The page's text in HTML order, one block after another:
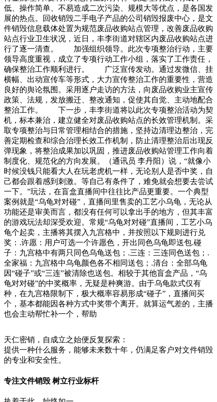
低、操作简单、不易造成二次污染、规模大等优点，是各国发
展的热点。回收销毁二手电子产品的公司销毁报废中心，是文
件销毁信息载体处置为规范废品收购站点管理，改善废品收购
站点行业卫生状况，近日，丰李街道对辖区内废品收购站点进
行了逐一清查。 加强组织领导。此次专项整治行动，主要
领导高度重视，成立了专项行动工作小组，落实了工作责任，
确保整治工作顺利进行。 广泛宣传发动。通过发微信、挂
横幅、出动宣传车等形式，大力宣传整治工作的重要性，营造
良好的舆论氛围。采用逐户走访的方法，向废品收购业主宣传
政策、法规，发放搬迁、整改通知，促使其自觉、主动地配合
整治工作。 下一步，丰李街道将以此次专项整治活动为契
机，标本兼治，建立健全对废品收购站点的长效管理机制。采
取专项整治与日常管理相结合的措施，坚持边清理边整治，完
善定期检查和综合治理长效工作机制，防止清理整治后出现反
弹现象，将整治成果加以巩固，推进废品收购站管理工作向着
制度化、规范化的方向发展。（通讯员 李丹阳）说，“就像小
时候没钱只能看大人在玩老虎机一样，无论别人是否中奖，自
己都会跟着感到刺激。等自己有条件了，难免就会想要去尝试
一下。”玩法，在盲盒直播间中往往比产品更重要。一个典型
案例就是“乌龟对对碰”，直播间里售卖的工艺小乌龟，无论从
功能还是审美而言，都没有任何可以拿出手的地方，但其丰富
的游戏玩法却深受欢迎。常规“乌龟对对碰”直播间，工艺小乌
龟个起卖，主播将其摆入九宫格中，并按照以下规则进行兑
奖：.许愿：用户可选一个许愿色，开出同色乌龟即送包.碰
子：九宫格中有两只同色乌龟送包；.三连：三连同色送包；.
全家福：九宫格中乌龟颜色各不相同送包；.清台：全部乌龟
因“碰子”或“三连”被清除也送包。相较于其他盲盒产品，“乌
龟对对碰”的中奖概率，无疑是种爽游。由于乌龟款式仅有
种，在九宫格限制下，极大概率容易形成“碰子”，直播间买
个，基本都能因各种方式中奖带个离开。就算运气差的，主播
也会主动帮忙补一个，帮助
天仁密销，自成立之始便反复探索：
提供一种什么服务，能够未来数十年，仍满足客户对文件销毁
的专业和安全性。
专注文件销毁 树立行业标杆